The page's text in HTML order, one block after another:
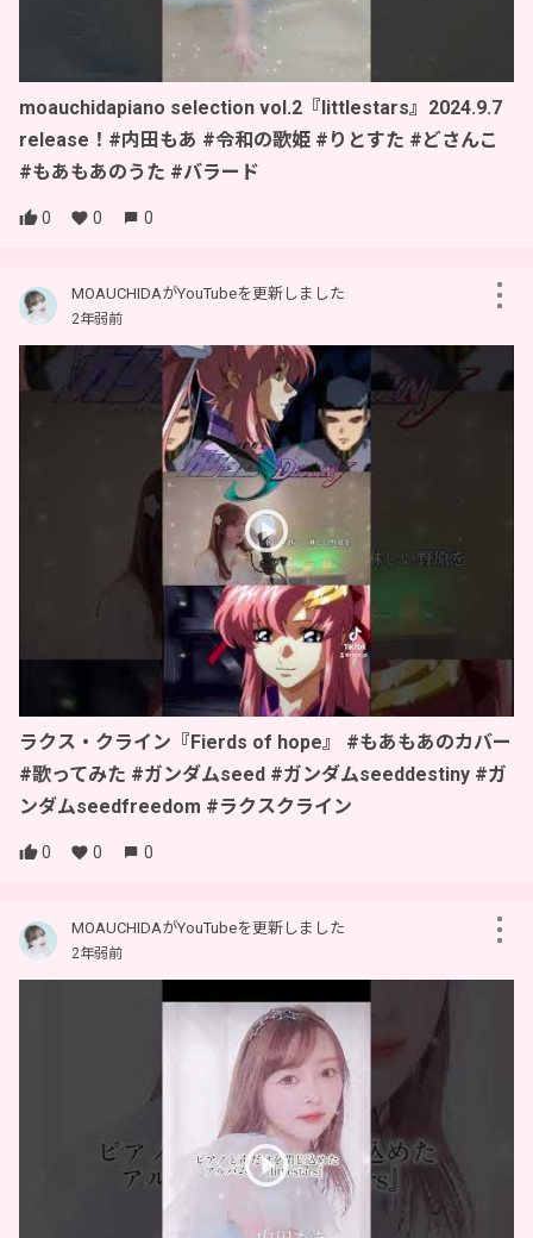
moauchidapiano selection vol.2『littlestars』2024.9.7
release！#内田もあ #令和の歌姫 #りとすた #どさんこ
#もあもあのうた #バラード
0 0 0
MOAUCHIDAがYouTubeを更新しました
2年弱前
ラクス・クライン『Fierds of hope』 #もあもあのカバー
#歌ってみた #ガンダムseed #ガンダムseeddestiny #ガ
ンダムseedfreedom #ラクスクライン
0 0 0
MOAUCHIDAがYouTubeを更新しました
2年弱前